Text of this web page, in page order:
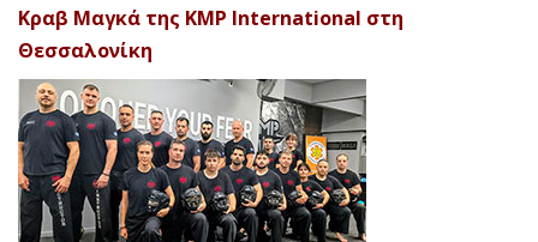
Κραβ Μαγκά της KMP International στη
Θεσσαλονίκη